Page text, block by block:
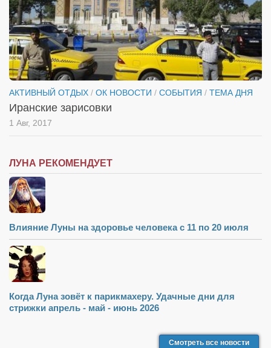
АКТИВНЫЙ ОТДЫХ / ОК НОВОСТИ / СОБЫТИЯ / ТЕМА ДНЯ
Иранские зарисовки
1 Авг, 2017
ЛУНА РЕКОМЕНДУЕТ
Влияние Луны на здоровье человека с 11 по 20 июля
Когда Луна зовёт к парикмахеру. Удачные дни для
стрижки апрель - май - июнь 2026
Смотреть все новости